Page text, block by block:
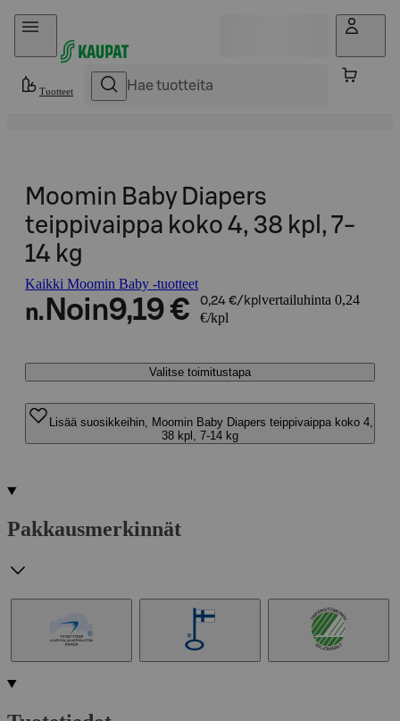
Hyppää sisältöön
Tuotteet
Moomin Baby Diapers
teippivaippa koko 4, 38 kpl, 7-
14 kg
Kaikki Moomin Baby -tuotteet
n. Noin9,19 € 0,24 €/kpl vertailuhinta 0,24
€/kpl
Valitse toimitustapa
Lisää suosikkeihin, Moomin Baby Diapers teippivaippa koko 4,
38 kpl, 7-14 kg
Pakkausmerkinnät